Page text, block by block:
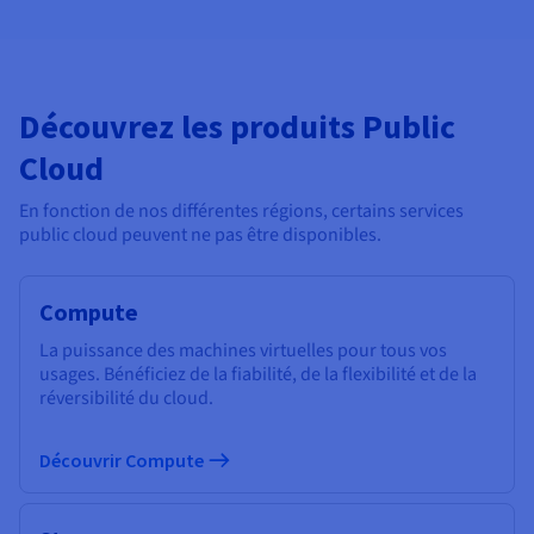
Découvrez les produits Public
Cloud
En fonction de nos différentes régions, certains services
public cloud peuvent ne pas être disponibles.
Compute
La puissance des machines virtuelles pour tous vos
usages. Bénéficiez de la fiabilité, de la flexibilité et de la
réversibilité du cloud.
Découvrir Compute